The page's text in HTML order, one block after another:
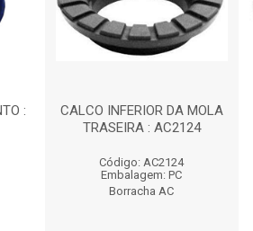
:
CALCO INFERIOR DA MOLA
TRASEIRA : AC2124
Código: AC2124
Embalagem: PC
Borracha AC